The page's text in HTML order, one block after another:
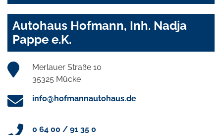
Autohaus Hofmann, Inh. Nadja
Pappe e.K.
Merlauer Straße 10
35325 Mücke
info@hofmannautohaus.de
0 64 00 / 91 35 0